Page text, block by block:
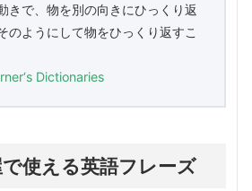
きで、物を別の向きにひっくり返
のようにして物をひっくり返すこ
Dictionaries
使える英語フレーズ